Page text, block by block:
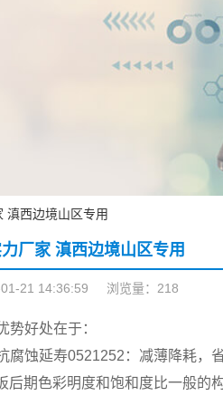
滇西边境山区专用
厂家 滇西边境山区专用
21 14:36:59 浏览量：218
势好处在于：
腐蚀延寿0521252：减薄降耗，
后期色彩明度和饱和度比一般的